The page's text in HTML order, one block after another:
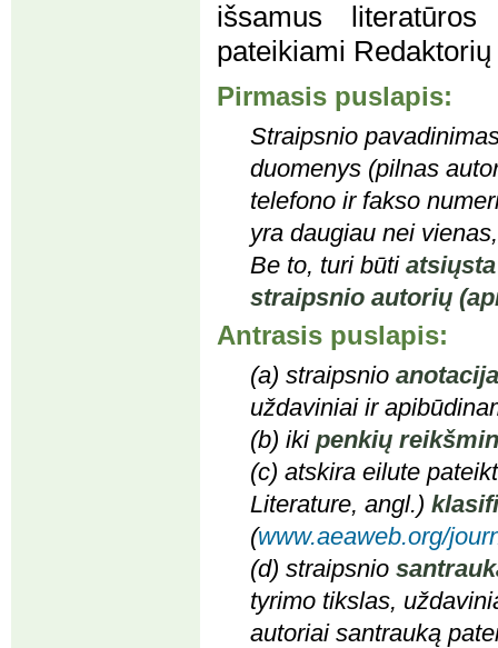
išsamus
pateikiami
Pirmasis puslapis:
Straipsnio
duomenys (pilnas
telefono ir fakso
yra daugiau nei
Be to, turi būti
straipsnio autorių
Antrasis puslapis:
(a) straipsnio anotacija
uždaviniai ir
(b) iki penkių
(c) atskira eilute
Literature, angl.)
(www.aeaweb.org/
(d) straipsnio
tyrimo tikslas,
autoriai santrauką